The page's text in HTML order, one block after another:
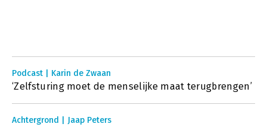
Podcast | Karin de Zwaan
‘Zelfsturing moet de menselijke maat terugbrengen’
Achtergrond | Jaap Peters